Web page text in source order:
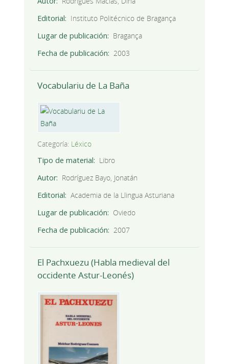
Editorial
Instituto Politécnico de Bragança
Lugar de publicación
Bragança
Fecha de publicación
2003
Vocabulariu de La Baña
Categoría: Léxico
Tipo de material
Libro
Autor
Rodríguez Bayo, Jonatán
Editorial
Academia de la Llingua Asturiana
Lugar de publicación
Oviedo
Fecha de publicación
2007
El Pachxuezu (Habla medieval del
occidente Astur-Leonés)